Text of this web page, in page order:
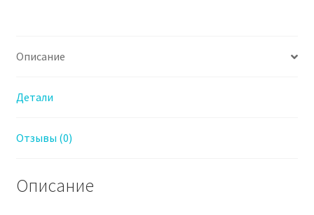
Описание
Детали
Отзывы (0)
Описание